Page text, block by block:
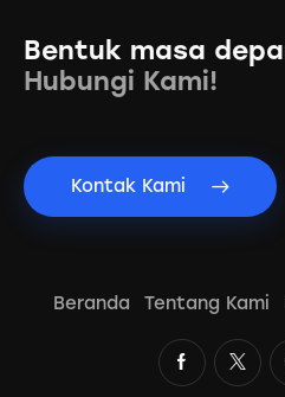
Bentuk masa
Hubungi Kami!
Kontak Kami
Beranda Tentang Kami